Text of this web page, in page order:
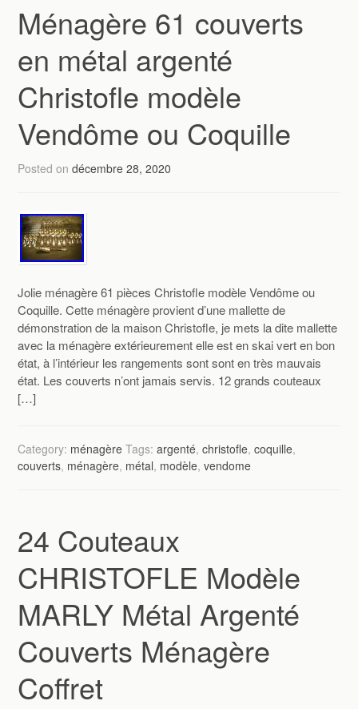
Ménagère 61 couverts
en métal argenté
Christofle modèle
Vendôme ou Coquille
Posted ondécembre 28, 2020
Jolie ménagère 61 pièces Christofle modèle Vendôme ou
Coquille. Cette ménagère provient d’une mallette de
démonstration de la maison Christofle, je mets la dite mallette
avec la ménagère extérieurement elle est en skai vert en bon
état, à l’intérieur les rangements sont sont en très mauvais
état. Les couverts n’ont jamais servis. 12 grands couteaux
[…]
Category: ménagère Tags:argenté,christofle,coquille,
couverts, ménagère, métal, modèle,vendome
24 Couteaux
CHRISTOFLE Modèle
MARLY Métal Argenté
Couverts Ménagère
Coffret